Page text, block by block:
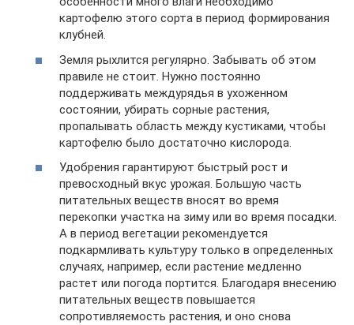
картофелю этого сорта в период формирования
клубней.
Земля рыхлится регулярно. Забывать об этом
правиле не стоит. Нужно постоянно
поддерживать междурядья в ухоженном
состоянии, убирать сорные растения,
пропалывать область между кустиками, чтобы
картофелю было достаточно кислорода.
Удобрения гарантируют быстрый рост и
превосходный вкус урожая. Большую часть
питательных веществ вносят во время
перекопки участка на зиму или во время посадки.
А в период вегетации рекомендуется
подкармливать культуру только в определенных
случаях, например, если растение медленно
растет или погода портится. Благодаря внесению
питательных веществ повышается
сопротивляемость растения, и оно снова